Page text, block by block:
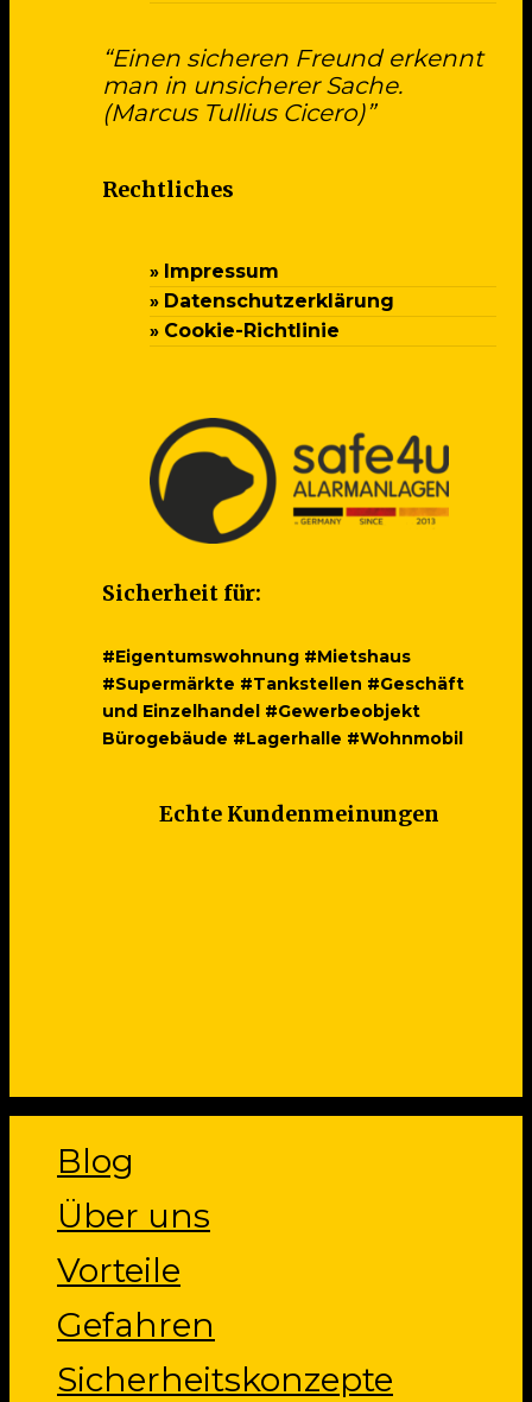
“Einen sicheren Freund erkennt
man in unsicherer Sache.
(Marcus Tullius Cicero)”
Rechtliches
Impressum
Datenschutzerklärung
Cookie-Richtlinie
Sicherheit für:
#Eigentumswohnung #Mietshaus
#Supermärkte #Tankstellen #Geschäft
und Einzelhandel #Gewerbeobjekt
Bürogebäude #Lagerhalle #Wohnmobil
Echte Kundenmeinungen
MenuBlog
Über uns
Vorteile
Gefahren
Sicherheitskonzepte